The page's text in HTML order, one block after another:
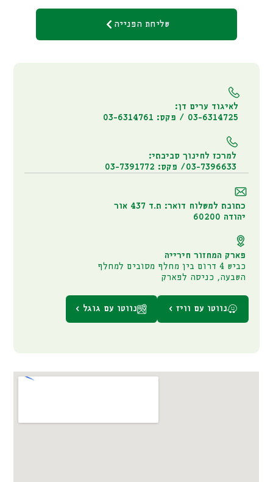
שליחת הפנייה
לאיגוד ערים דן:
03-6314725 / פקס: 03-6314761
למרכז לחינוך סביבתי:
03-7396633/ פקס: 03-7391772
כתובת למשלוח דואר: ת.ד 437 אור
יהודה 60200
פארק המחזור חירייה
כביש 4 דרום בין מחלף מסובים למחלף
השבעה, כניסה לפארק
נווטו עם וויז > נווטו עם גוגל >